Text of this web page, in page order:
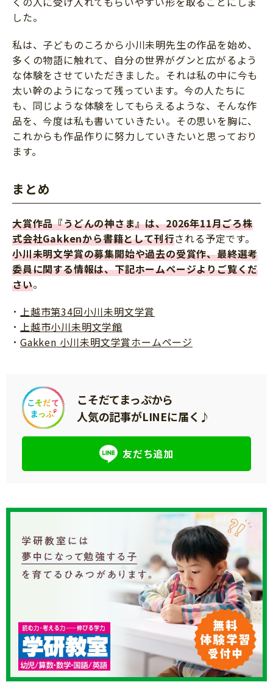
した。
私は、子どものころから小川未明先生の作品を始め、
多くの物語に触れて、自分の世界がグンと広がるよう
な体験をさせていただきました。それは私の中に今も
太い幹のようになって残っています。今の人たちに
も、同じような体験をしてもらえるような、そんな作
品を、今度は私も書いていきたい。その思いを胸に、
これからも作品作りに努力していきたいと思っており
ます。
まとめ
大賞作品『うどんの神さま』は、2026年11月ごろ株
式会社Gakkenから書籍として刊行される予定です。
小川未明文学賞の募集開始や過去の受賞作、最終選考
委員に関する情報は、下記ホームページよりご覧くだ
さい。
上越市第34回小川未明文学賞
上越市小川未明文学館
Gakken 小川未明文学賞ホームページ
こそだてまっぷから
人気の記事がLINEに届く♪
友だち追加